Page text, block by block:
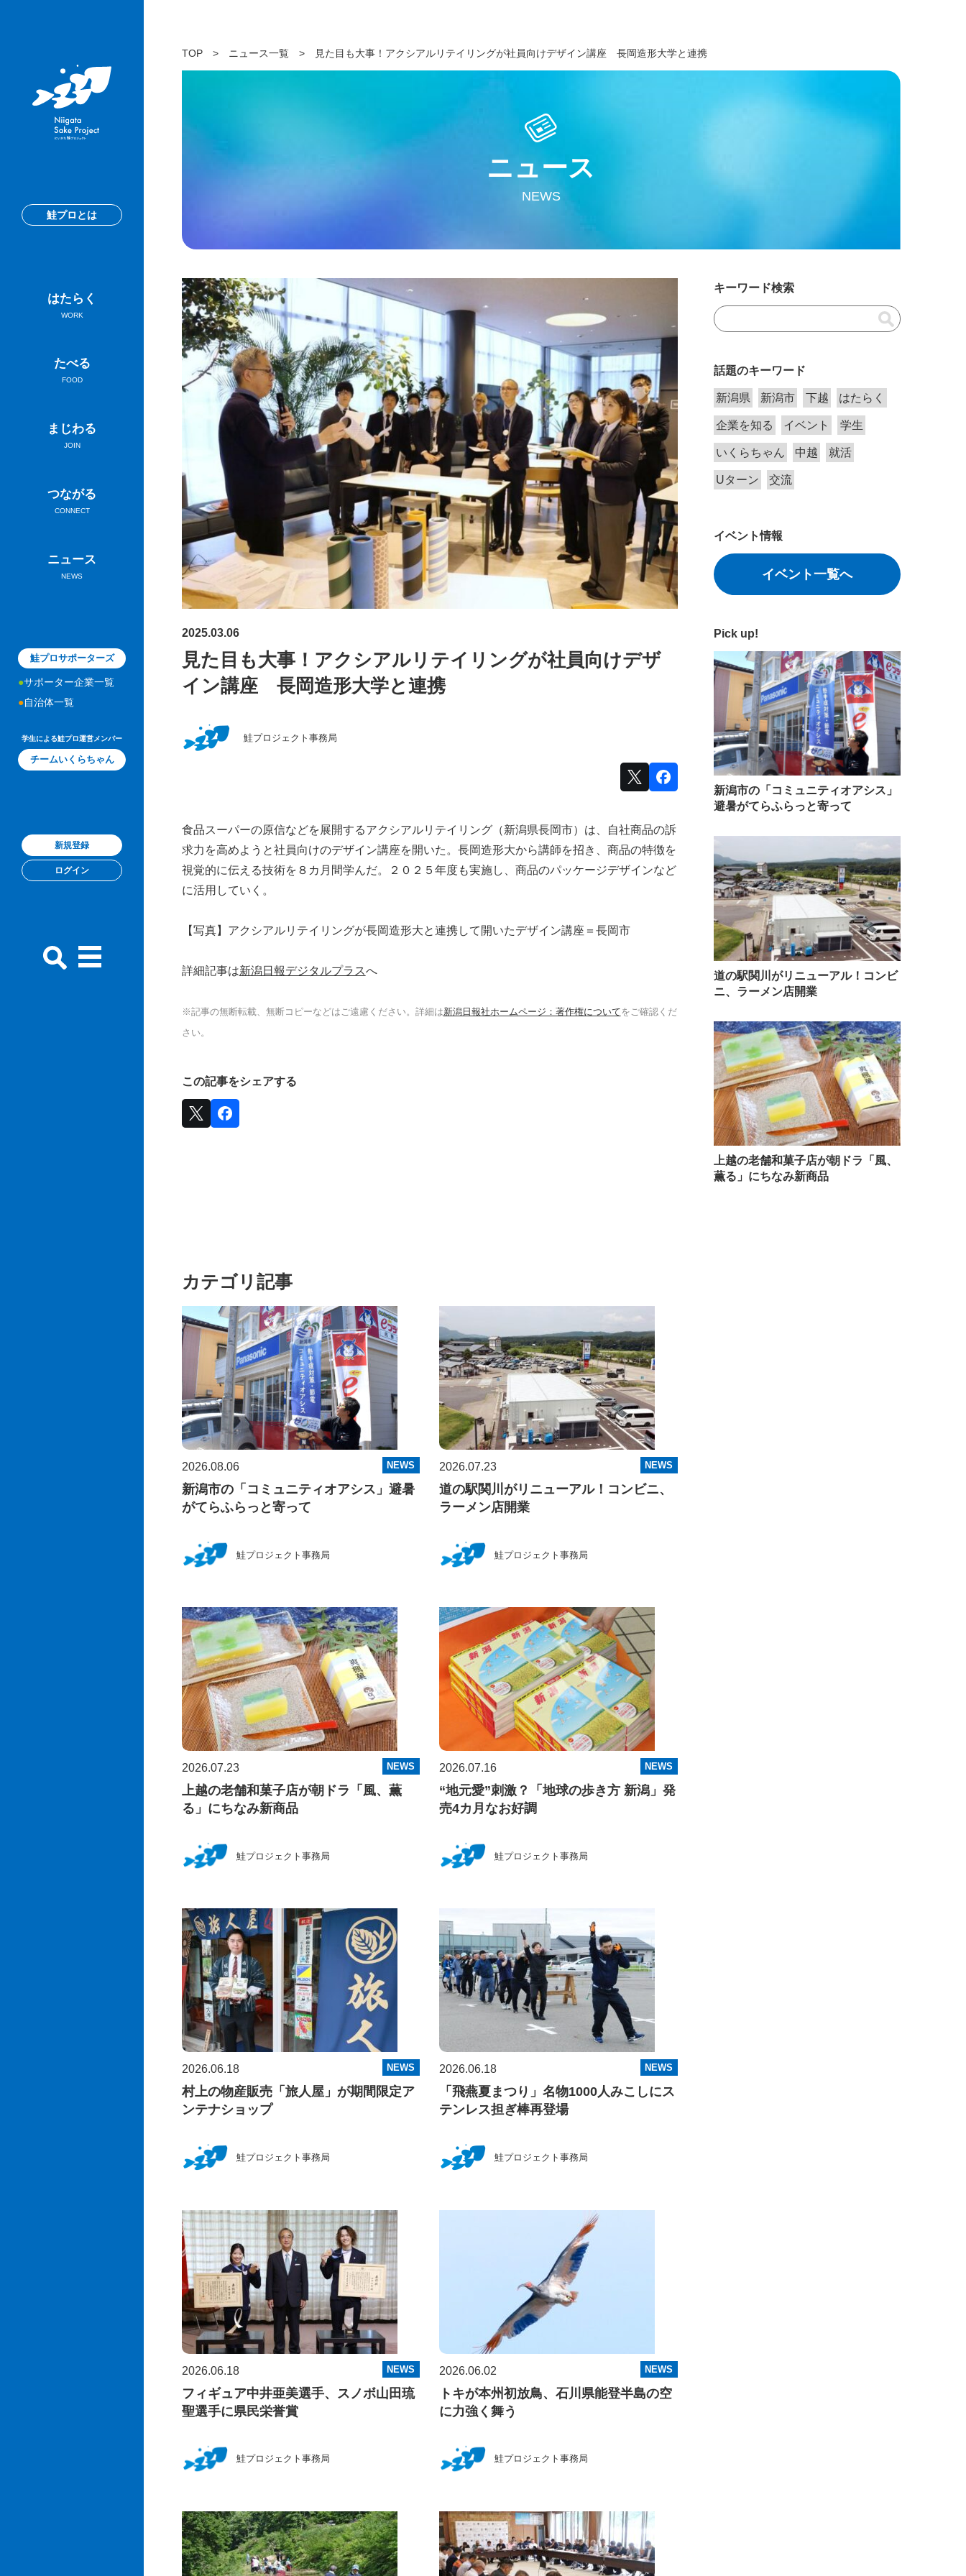
鮭プロとは
はたらく
WORK
たべる
FOOD
まじわる
JOIN
つながる
CONNECT
ニュース
NEWS
鮭プロサポーターズ
サポーター企業一覧
自治体一覧
学生による鮭プロ運営メンバー
チームいくらちゃん
新規登録
ログイン
TOP> ニュース一覧> 見た目も大事！アクシアルリテイリングが社員向けデザイン講座 長岡造形大学と連携
ニュース
NEWS
2025.03.06
見た目も大事！アクシアルリテイリングが社員向けデザ
イン講座 長岡造形大学と連携
鮭プロジェクト事務局
食品スーパーの原信などを展開するアクシアルリテイリング（新潟県長岡市）は、自社商品の訴
求力を高めようと社員向けのデザイン講座を開いた。長岡造形大から講師を招き、商品の特徴を
視覚的に伝える技術を８カ月間学んだ。２０２５年度も実施し、商品のパッケージデザインなど
に活用していく。
【写真】アクシアルリテイリングが長岡造形大と連携して開いたデザイン講座＝長岡市
詳細記事は新潟日報デジタルプラスへ
※記事の無断転載、無断コピーなどはご遠慮ください。詳細は新潟日報社ホームページ：著作権についてをご確認くだ
さい。
この記事をシェアする
カテゴリ記事
2026.08.06 NEWS
新潟市の「コミュニティオアシス」避暑
がてらふらっと寄って
鮭プロジェクト事務局
2026.07.23 NEWS
道の駅関川がリニューアル！コンビニ、
ラーメン店開業
鮭プロジェクト事務局
2026.07.23 NEWS
上越の老舗和菓子店が朝ドラ「風、薫
る」にちなみ新商品
鮭プロジェクト事務局
2026.07.16 NEWS
“地元愛”刺激？「地球の歩き方 新潟」発
売4カ月なお好調
鮭プロジェクト事務局
2026.06.18 NEWS
村上の物産販売「旅人屋」が期間限定ア
ンテナショップ
鮭プロジェクト事務局
2026.06.18 NEWS
「飛燕夏まつり」名物1000人みこしにス
テンレス担ぎ棒再登場
鮭プロジェクト事務局
2026.06.18 NEWS
フィギュア中井亜美選手、スノボ山田琉
聖選手に県民栄誉賞
鮭プロジェクト事務局
2026.06.02 NEWS
トキが本州初放鳥、石川県能登半島の空
に力強く舞う
鮭プロジェクト事務局
キーワード検索
話題のキーワード
新潟県 新潟市 下越 はたらく
企業を知る イベント 学生
いくらちゃん 中越 就活
Uターン 交流
イベント情報
イベント一覧へ
Pick up!
新潟市の「コミュニティオアシス」
避暑がてらふらっと寄って
道の駅関川がリニューアル！コンビ
ニ、ラーメン店開業
上越の老舗和菓子店が朝ドラ「風、
薫る」にちなみ新商品